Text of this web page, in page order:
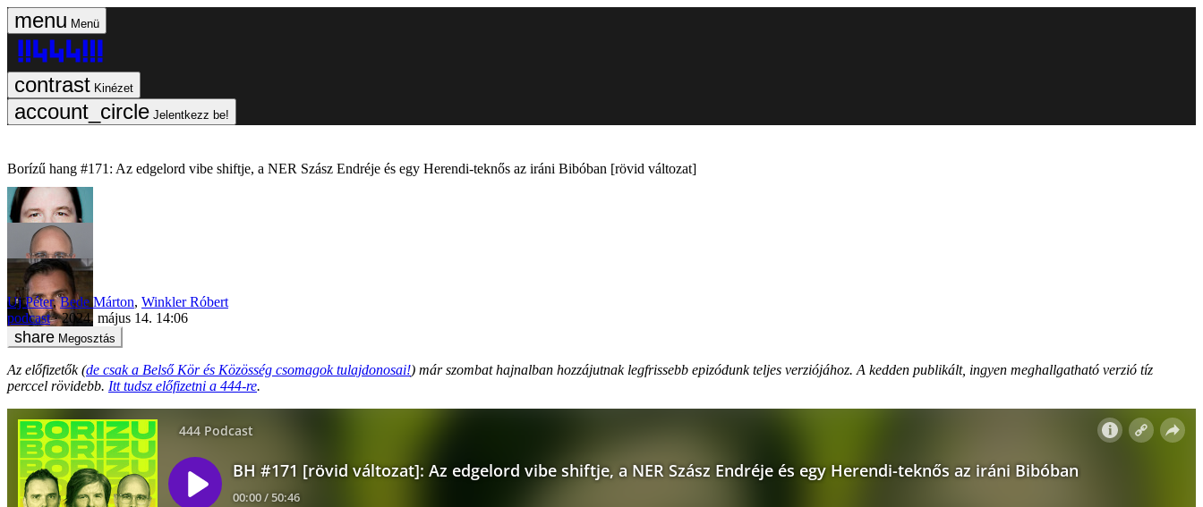
Menü
Kinézet
Jelentkezz be!
Borízű hang #171: Az edgelord vibe shiftje, a NER Szász Endréje és egy Herendi-teknős az iráni Bibóban [rövid változat]
Uj Péter,Bede Márton, Winkler Róbert
podcast
2024. május 14. 14:06
Megosztás
Az előfizetők (de csak a Belső Kör és Közösség csomagok tulajdonosai!) már szombat hajnalban hozzájutnak legfrissebb epizódunk teljes verziójához. A kedden publikált, ingyen meghallgatható verzió tíz
perccel rövidebb. Itt tudsz előfizetni a 444-re.